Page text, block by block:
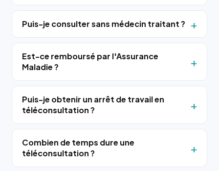
Puis-je consulter sans médecin traitant ?
Est-ce remboursé par l'Assurance
Maladie ?
Puis-je obtenir un arrêt de travail en
téléconsultation ?
Combien de temps dure une
téléconsultation ?